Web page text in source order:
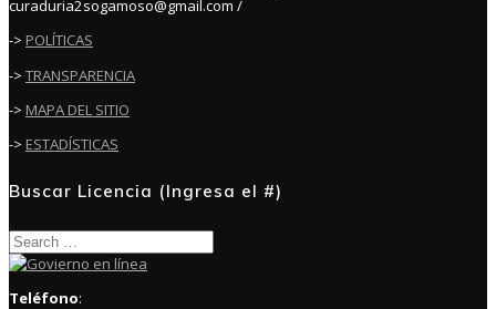
curaduria2sogamoso@gmail.com /
-> POLÍTICAS
-> TRANSPARENCIA
-> MAPA DEL SITIO
-> ESTADÍSTICAS
Buscar Licencia (Ingresa el #)
Search
for:
Teléfono: